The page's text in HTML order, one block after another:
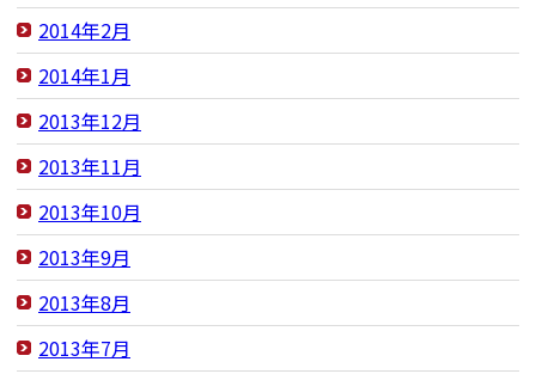
2014年2月
2014年1月
2013年12月
2013年11月
2013年10月
2013年9月
2013年8月
2013年7月